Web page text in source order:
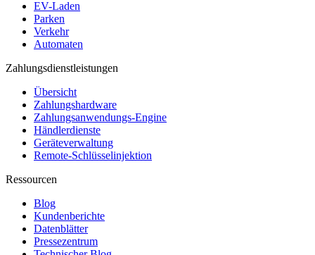
EV-Laden
Parken
Verkehr
Automaten
Zahlungsdienstleistungen
Übersicht
Zahlungshardware
Zahlungsanwendungs-Engine
Händlerdienste
Geräteverwaltung
Remote-Schlüsselinjektion
Ressourcen
Blog
Kundenberichte
Datenblätter
Pressezentrum